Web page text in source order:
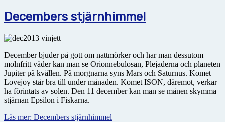
Decembers stjärnhimmel
December bjuder på gott om nattmörker och har man dessutom
molnfritt väder kan man se Orionnebulosan, Plejaderna och planeten
Jupiter på kvällen. På morgnarna syns Mars och Saturnus. Komet
Lovejoy står bra till under månaden. Komet ISON, däremot, verkar
ha förintats av solen. Den 11 december kan man se månen skymma
stjärnan Epsilon i Fiskarna.
Läs mer: Decembers stjärnhimmel